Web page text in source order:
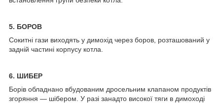
5. БОРОВ
Сокитні гази виходять у димохід через боров, розташований у
задній частині корпусу котла.
6. ШИБЕР
Борів обладнано вбудованим дросельним клапаном продуктів
згоряння — шібером. У разі занадто високої тяги в димоході